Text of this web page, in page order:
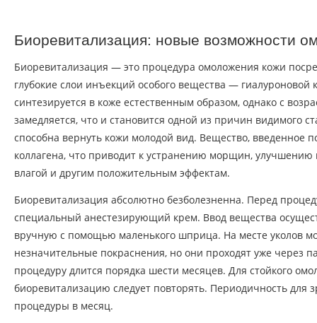
Биоревитализация: новые возможности
Биоревитализация — это процедура омоложения кожи
глубокие слои инъекций особого вещества — гиалуроновой
синтезируется в коже естественным образом, однако с
замедляется, что и становится одной из причин видимого
способна вернуть кожи молодой вид. Вещество, введенное
коллагена, что приводит к устранению морщин,
влагой и другим положительным эффектам.
Биоревитализация абсолютно безболезненна. Перед
специальный анестезирующий крем. Ввод вещества
вручную с помощью маленького шприца. На месте уколов
незначительные покраснения, но они проходят уже через
процедуру длится порядка шести месяцев. Для стойкого
биоревитализацию следует повторять. Периодичность для
процедуры в месяц.